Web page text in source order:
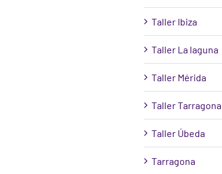
Taller Ibiza
Taller La laguna
Taller Mérida
Taller Tarragona
Taller Úbeda
Tarragona